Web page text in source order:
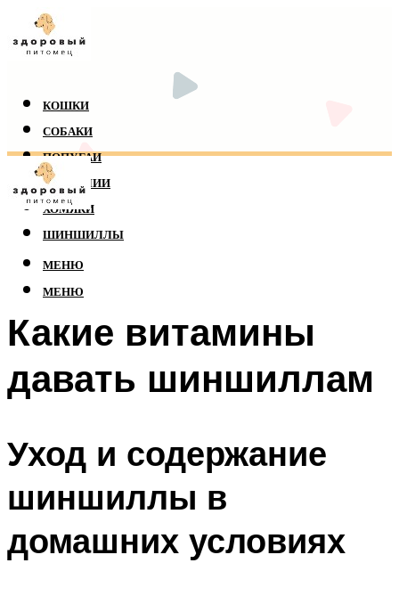
КОШКИ
СОБАКИ
ПОПУГАИ
РЕПТИЛИИ
ХОМЯКИ
ШИНШИЛЛЫ
МЕНЮ
МЕНЮ
Какие витамины
давать шиншиллам
Уход и содержание
шиншиллы в
домашних условиях